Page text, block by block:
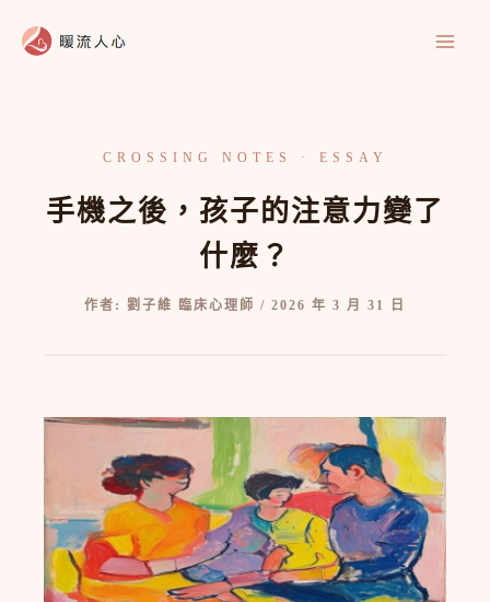
手機之後，孩子的注意力變了
什麼？
作者: 劉子維 臨床心理師 / 2026 年 3 月 31 日